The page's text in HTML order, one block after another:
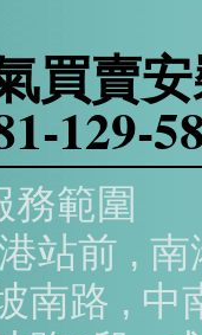
買賣
129-
務範圍
站前 ,
南路 , 中